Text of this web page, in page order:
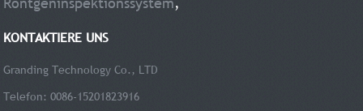
KONTAKTIERE UNS
Granding Technology Co., LTD
Telefon: 0086-15201823916